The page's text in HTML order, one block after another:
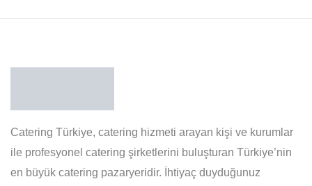
Catering Türkiye, catering hizmeti arayan kişi ve kurumlar
ile profesyonel catering şirketlerini buluşturan Türkiye’nin
en büyük catering pazaryeridir. İhtiyaç duyduğunuz